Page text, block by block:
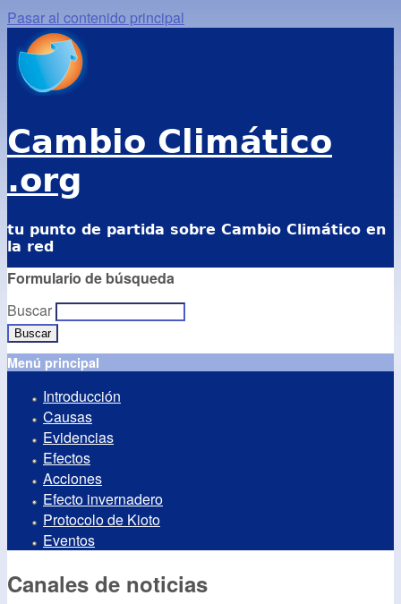
Pasar al contenido principal
Cambio Climático
.org
tu punto de partida sobre Cambio Climático en
la red
Formulario de búsqueda
Buscar
Menú principal
Introducción
Causas
Evidencias
Efectos
Acciones
Efecto invernadero
Protocolo de Kioto
Eventos
Canales de noticias